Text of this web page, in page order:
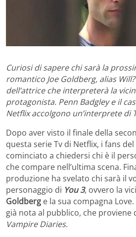
Curiosi di sapere chi sarà la
romantico Joe Goldberg, alias
dell’attrice che interpreterà la
protagonista. Penn Badgley e il
Netflix accolgono un’interprete di
Dopo aver visto il finale della
questa serie Tv di Netflix, i fans
cominciato a chiedersi chi è il
che compare nell’ultima scena.
produzione ha svelato chi sarà il
personaggio di You 3, ovvero la
Goldberg e la sua compagna
già nota al pubblico, che proviene
Vampire Diaries.